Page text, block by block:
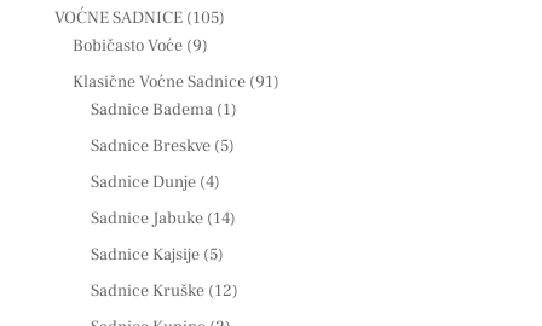
VOĆNE SADNICE (105)
Bobičasto Voće (9)
Klasične Voćne Sadnice (91)
Sadnice Badema (1)
Sadnice Breskve (5)
Sadnice Dunje (4)
Sadnice Jabuke (14)
Sadnice Kajsije (5)
Sadnice Kruške (12)